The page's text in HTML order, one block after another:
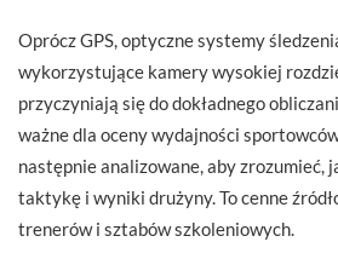
Oprócz GPS, optyczne systemy
wykorzystujące kamery wysokiej
przyczyniają się do dokładnego
ważne dla oceny wydajności
następnie analizowane, aby zrozumieć,
taktykę i wyniki drużyny. To cenne
trenerów i sztabów szkoleniowych.